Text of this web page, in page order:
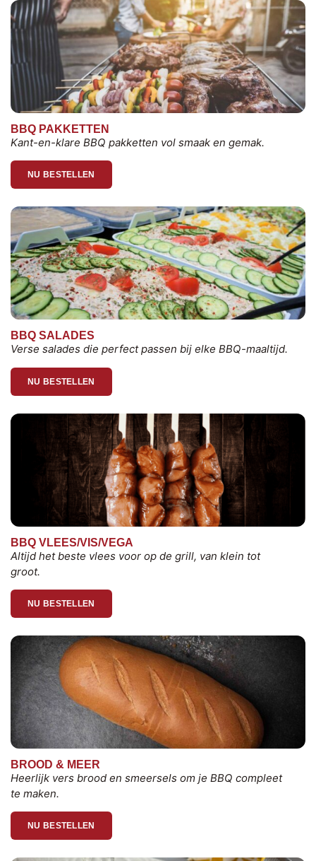
BBQ PAKKETTEN
Kant-en-klare BBQ pakketten vol smaak en gemak.
NU BESTELLEN
BBQ SALADES
Verse salades die perfect passen bij elke BBQ-maaltijd.
NU BESTELLEN
BBQ VLEES/VIS/VEGA
Altijd het beste vlees voor op de grill, van klein tot
groot.
NU BESTELLEN
BROOD & MEER
Heerlijk vers brood en smeersels om je BBQ compleet
te maken.
NU BESTELLEN